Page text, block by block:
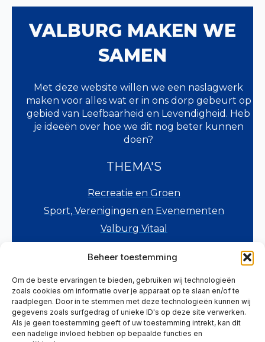
Beheer toestemming
Om de beste ervaringen te bieden, gebruiken wij technologieën
zoals cookies om informatie over je apparaat op te slaan en/of te
raadplegen. Door in te stemmen met deze technologieën kunnen wij
gegevens zoals surfgedrag of unieke ID's op deze site verwerken.
Als je geen toestemming geeft of uw toestemming intrekt, kan dit
een nadelige invloed hebben op bepaalde functies en
VALBURG MAKEN WE
SAMEN
Met deze website willen we een naslagwerk
maken voor alles wat er in ons dorp gebeurt op
gebied van Leefbaarheid en Levendigheid. Heb
je ideeën over hoe we dit nog beter kunnen
doen?
THEMA'S
Recreatie en Groen
Sport, Verenigingen en Evenementen
Valburg Vitaal
Wonen en Voorzieningen
Zorg, Welzijn en Onderwijs
Overig
HELP ONS MEE